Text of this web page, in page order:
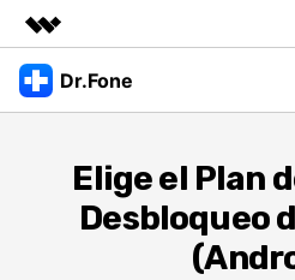
Productos destacados
Resumen
Soluciones
Quiénes somos
Dr.Fone
Ver Kit Completo >
Productos
Elige el Plan
Desbloqueo